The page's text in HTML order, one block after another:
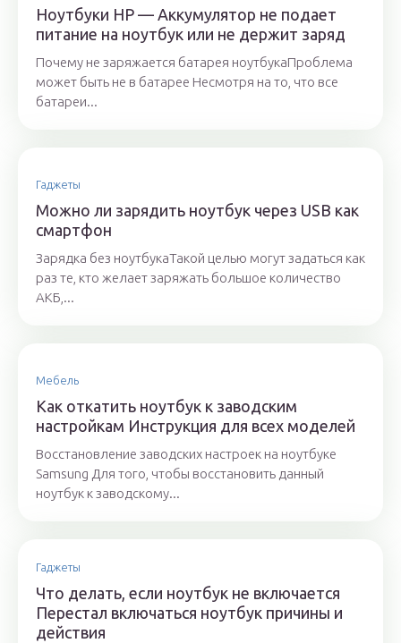
Ноутбуки HP — Аккумулятор не подает
питание на ноутбук или не держит заряд
Почему не заряжается батарея ноутбукаПроблема
может быть не в батарее Несмотря на то, что все
батареи...
Гаджеты
Можно ли зарядить ноутбук через USB как
смартфон
Зарядка без ноутбукаТакой целью могут задаться как
раз те, кто желает заряжать большое количество
АКБ,...
Мебель
Как откатить ноутбук к заводским
настройкам Инструкция для всех моделей
Восстановление заводских настроек на ноутбуке
Samsung Для того, чтобы восстановить данный
ноутбук к заводскому...
Гаджеты
Что делать, если ноутбук не включается
Перестал включаться ноутбук причины и
действия